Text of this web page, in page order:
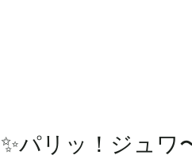
✨パリッ！ジュワ